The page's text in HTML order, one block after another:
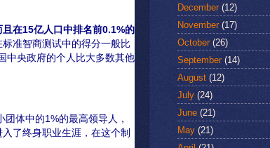
且在15亿人口中排名前0.1%的
准智商测试中的得分一般比
中央政府的个人比大多数其他
体中的1%的最高领导人，
了终身职业生涯，在这个制
December(12)
November(17)
October(26)
September(14)
August (12)
July (24)
June (21)
May (21)